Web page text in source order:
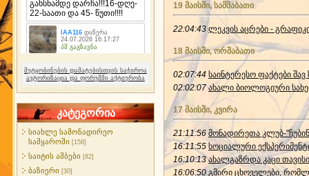
შეტყობინების დამატებისთვის საჭიროა
ავტორიზაცია და ფორუმში აქტიურობა
კატეგორია
სიახლე სამონადირეო
სამყაროში [156]
საიტის ამბები [82]
ბაზიერი [30]
19 მაისში, სამშაბათი
22:04:43 ლეკვის აცრები -
18 მაისში, ორშაბათი
02:07:44 საინტერესო ფაქტები შავ
02:02:07 ახალი ბიოლოგიური
17 მაისში, კვირა
21:11:56 მონადირეთა კლუბ-
16:11:55 სოციალური
16:10:13 ახალგაზრდა კაცი
16:06:50 გმირი ცხოველები,